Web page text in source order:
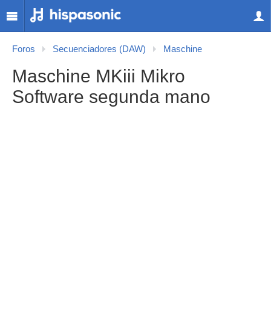
Foros Secuenciadores (DAW) Maschine
Maschine MKiii Mikro
Software segunda mano